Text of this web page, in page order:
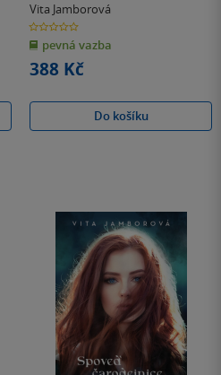
Vita Jamborová
0.0
z
5
hvězdiček
pevná vazba
388 Kč
Do košíku